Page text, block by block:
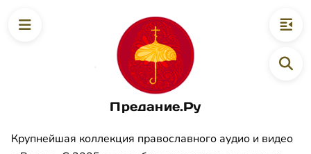
Предание.Ру
Крупнейшая коллекция православного аудио и видео